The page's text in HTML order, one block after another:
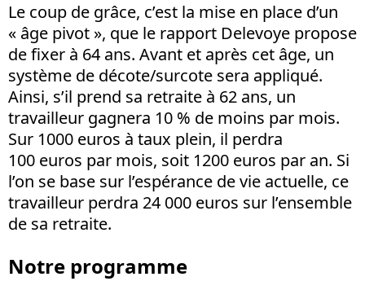
Le coup de grâce, c’est la mise en place d’un
« âge pivot », que le rapport Delevoye propose
de fixer à 64 ans. Avant et après cet âge, un
système de décote/surcote sera appliqué.
Ainsi, s’il prend sa retraite à 62 ans, un
travailleur gagnera 10 % de moins par mois.
Sur 1000 euros à taux plein, il perdra
100 euros par mois, soit 1200 euros par an. Si
l’on se base sur l’espérance de vie actuelle, ce
travailleur perdra 24 000 euros sur l’ensemble
de sa retraite.
Notre programme